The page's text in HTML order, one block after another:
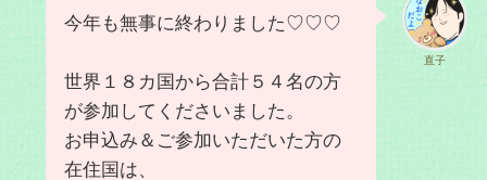
直子
今年も無事に終わりました♡♡♡
世界１８カ国から合計５４名の方
が参加してくださいました。
お申込み＆ご参加いただいた方の
在住国は、